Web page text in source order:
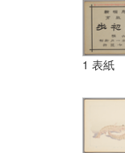
1 表紙